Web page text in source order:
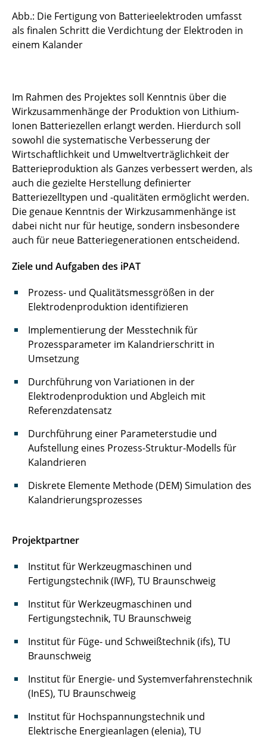
FestBatt
FesKaBat
HiStructures
InnoRec
InteKal
KonSuhl
LiBEST
LiMeS
LoCoTroP
MiKal
MultiEx
MultiDis
ÖkoTroP
ProKal
SimDural
Sim4Pro
Abb.: Die Fertigung von Batterieelektroden umfasst
als finalen Schritt die Verdichtung der Elektroden in
einem Kalander
Im Rahmen des Projektes soll Kenntnis über die
Wirkzusammenhänge der Produktion von Lithium-
Ionen Batteriezellen erlangt werden. Hierdurch soll
sowohl die systematische Verbesserung der
Wirtschaftlichkeit und Umweltverträglichkeit der
Batterieproduktion als Ganzes verbessert werden, als
auch die gezielte Herstellung definierter
Batteriezelltypen und -qualitäten ermöglicht werden.
Die genaue Kenntnis der Wirkzusammenhänge ist
dabei nicht nur für heutige, sondern insbesondere
auch für neue Batteriegenerationen entscheidend.
Ziele und Aufgaben des iPAT
Prozess- und Qualitätsmessgrößen in der
Elektrodenproduktion identifizieren
Implementierung der Messtechnik für
Prozessparameter im Kalandrierschritt in
Umsetzung
Durchführung von Variationen in der
Elektrodenproduktion und Abgleich mit
Referenzdatensatz
Durchführung einer Parameterstudie und
Aufstellung eines Prozess-Struktur-Modells für
Kalandrieren
Diskrete Elemente Methode (DEM) Simulation des
Kalandrierungsprozesses
Projektpartner
Institut für Werkzeugmaschinen und
Fertigungstechnik (IWF), TU Braunschweig
Institut für Werkzeugmaschinen und
Fertigungstechnik, TU Braunschweig
Institut für Füge- und Schweißtechnik (ifs), TU
Braunschweig
Institut für Energie- und Systemverfahrenstechnik
(InES), TU Braunschweig
Institut für Hochspannungstechnik und
Elektrische Energieanlagen (elenia), TU